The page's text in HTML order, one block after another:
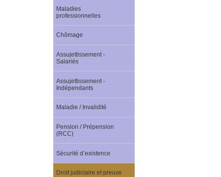
Maladies
professionnelles
Chômage
Assujettissement -
Salariés
Assujettissement -
Indépendants
Maladie / Invalidité
Pension / Prépension
(RCC)
Sécurité d’existence
Droit judiciaire et preuve